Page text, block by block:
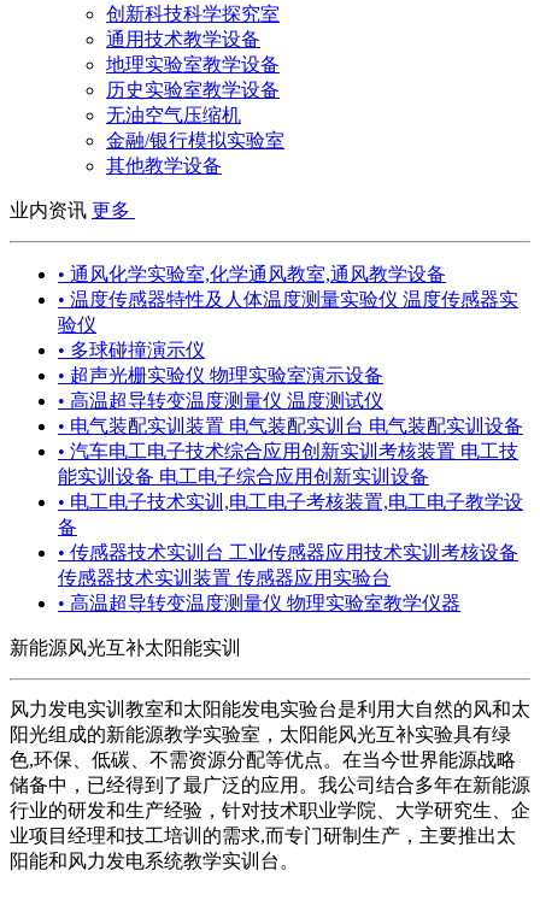
创新科技科学探究室
通用技术教学设备
地理实验室教学设备
历史实验室教学设备
无油空气压缩机
金融/银行模拟实验室
其他教学设备
业内资讯 更多
• 通风化学实验室,化学通风教室,通风教学设备
• 温度传感器特性及人体温度测量实验仪 温度传感器实
验仪
• 多球碰撞演示仪
• 超声光栅实验仪 物理实验室演示设备
• 高温超导转变温度测量仪 温度测试仪
• 电气装配实训装置 电气装配实训台 电气装配实训设备
• 汽车电工电子技术综合应用创新实训考核装置 电工技
能实训设备 电工电子综合应用创新实训设备
• 电工电子技术实训,电工电子考核装置,电工电子教学设
备
• 传感器技术实训台 工业传感器应用技术实训考核设备
传感器技术实训装置 传感器应用实验台
• 高温超导转变温度测量仪 物理实验室教学仪器
新能源风光互补太阳能实训
风力发电实训教室和太阳能发电实验台是利用大自然的风和太
阳光组成的新能源教学实验室，太阳能风光互补实验具有绿
色,环保、低碳、不需资源分配等优点。在当今世界能源战略
储备中，已经得到了最广泛的应用。我公司结合多年在新能源
行业的研发和生产经验，针对技术职业学院、大学研究生、企
业项目经理和技工培训的需求,而专门研制生产，主要推出太
阳能和风力发电系统教学实训台。